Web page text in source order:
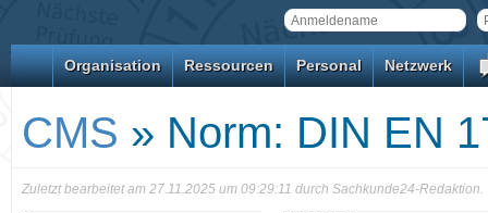
Organisation Ressourcen Personal Netzwerk
CMS » Norm: DIN EN
Zuletzt bearbeitet am 27.11.2025 um 09:29:11 durch Sachkunde24-Redaktion.